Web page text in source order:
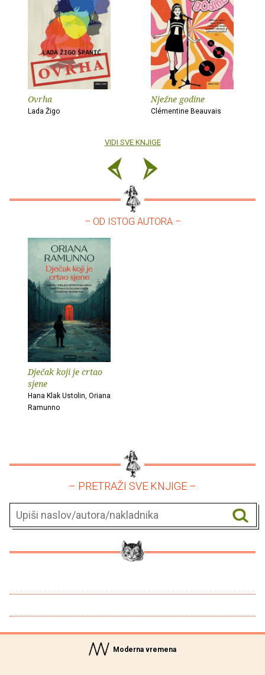
Ovrha
Lada Žigo
Nježne godine
Clémentine Beauvais
VIDI SVE KNJIGE
– OD ISTOG AUTORA –
Dječak koji je crtao
sjene
Hana Klak Ustolin, Oriana
Ramunno
– PRETRAŽI SVE KNJIGE –
Moderna vremena